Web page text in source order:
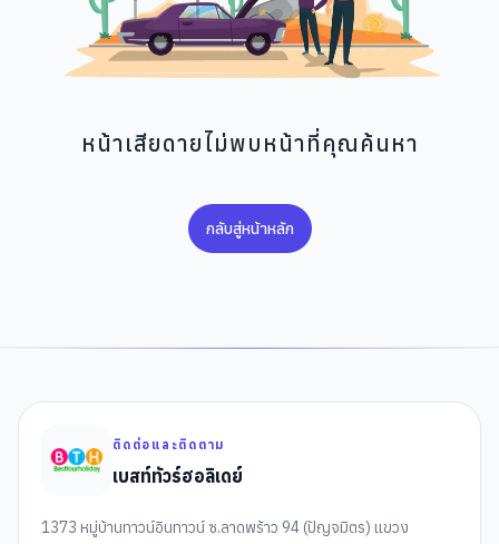
หน้าเสียดายไม่พบหน้าที่คุณค้นหา
กลับสู่หน้าหลัก
ติดต่อและติดตาม
เบสท์ทัวร์ฮอลิเดย์
1373 หมู่บ้านทาวน์อินทาวน์ ซ.ลาดพร้าว 94 (ปัญจมิตร) แขวง